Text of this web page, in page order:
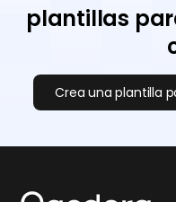
plantillas
Crea una plantilla